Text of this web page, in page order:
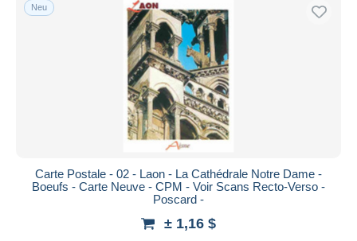
Neu
Carte Postale - 02 - Laon - La Cathédrale Notre Dame -
Boeufs - Carte Neuve - CPM - Voir Scans Recto-Verso -
Poscard -
± 1,16 $